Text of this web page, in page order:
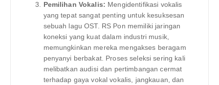
Pemilihan Vokalis: Mengidentifikasi vokalis
yang tepat sangat penting untuk kesuksesan
sebuah lagu OST. RS Pon memiliki jaringan
koneksi yang kuat dalam industri musik,
memungkinkan mereka mengakses beragam
penyanyi berbakat. Proses seleksi sering kali
melibatkan audisi dan pertimbangan cermat
terhadap gaya vokal vokalis, jangkauan, dan